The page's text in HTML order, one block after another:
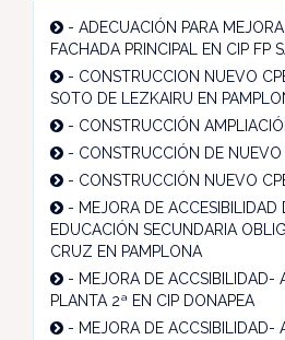
- ADECUACIÓN PARA
FACHADA PRINCIPAL EN CIP FP
- CONSTRUCCION NUEVO
SOTO DE LEZKAIRU EN
- CONSTRUCCIÓN
- CONSTRUCCIÓN DE
- CONSTRUCCIÓN NUEVO
- MEJORA DE
EDUCACIÓN SECUNDARIA
CRUZ EN PAMPLONA
- MEJORA DE ACCSIBILIDAD-
PLANTA 2ª EN CIP DONAPEA
- MEJORA DE ACCSIBILIDAD-